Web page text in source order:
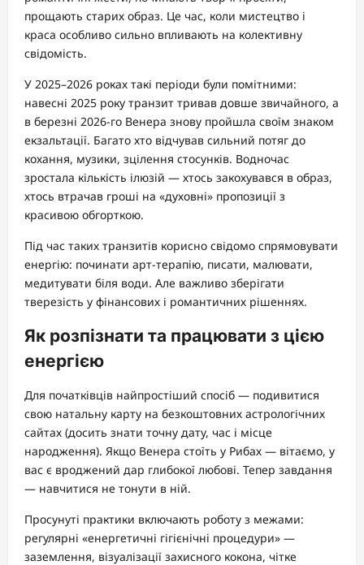
прощають старих образ. Це час, коли мистецтво і
краса особливо сильно впливають на колективну
свідомість.
У 2025–2026 роках такі періоди були помітними:
навесні 2025 року транзит тривав довше звичайного, а
в березні 2026-го Венера знову пройшла своїм знаком
екзальтації. Багато хто відчував сильний потяг до
кохання, музики, зцілення стосунків. Водночас
зростала кількість ілюзій — хтось закохувався в образ,
хтось втрачав гроші на «духовні» пропозиції з
красивою обгорткою.
Під час таких транзитів корисно свідомо спрямовувати
енергію: починати арт-терапію, писати, малювати,
медитувати біля води. Але важливо зберігати
тверезість у фінансових і романтичних рішеннях.
Як розпізнати та працювати з цією
енергією
Для початківців найпростіший спосіб — подивитися
свою натальну карту на безкоштовних астрологічних
сайтах (досить знати точну дату, час і місце
народження). Якщо Венера стоїть у Рибах — вітаємо, у
вас є вроджений дар глибокої любові. Тепер завдання
— навчитися не тонути в ній.
Просунуті практики включають роботу з межами:
регулярні «енергетичні гігієнічні процедури» —
заземлення, візуалізації захисного кокона, чітке